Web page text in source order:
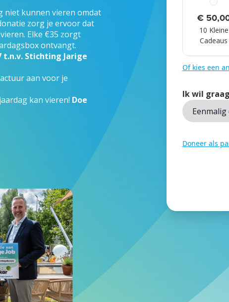
niet kunnen vieren omdat
zorg je ervoor dat
Elke €35 zorgt
ontvangt.
t.n.v. Stichting Jarige
aan voor je
kan vieren! Doe
€
10 Kleine
Cadeaus
Of kies een
Ik wil graag
Doneer als